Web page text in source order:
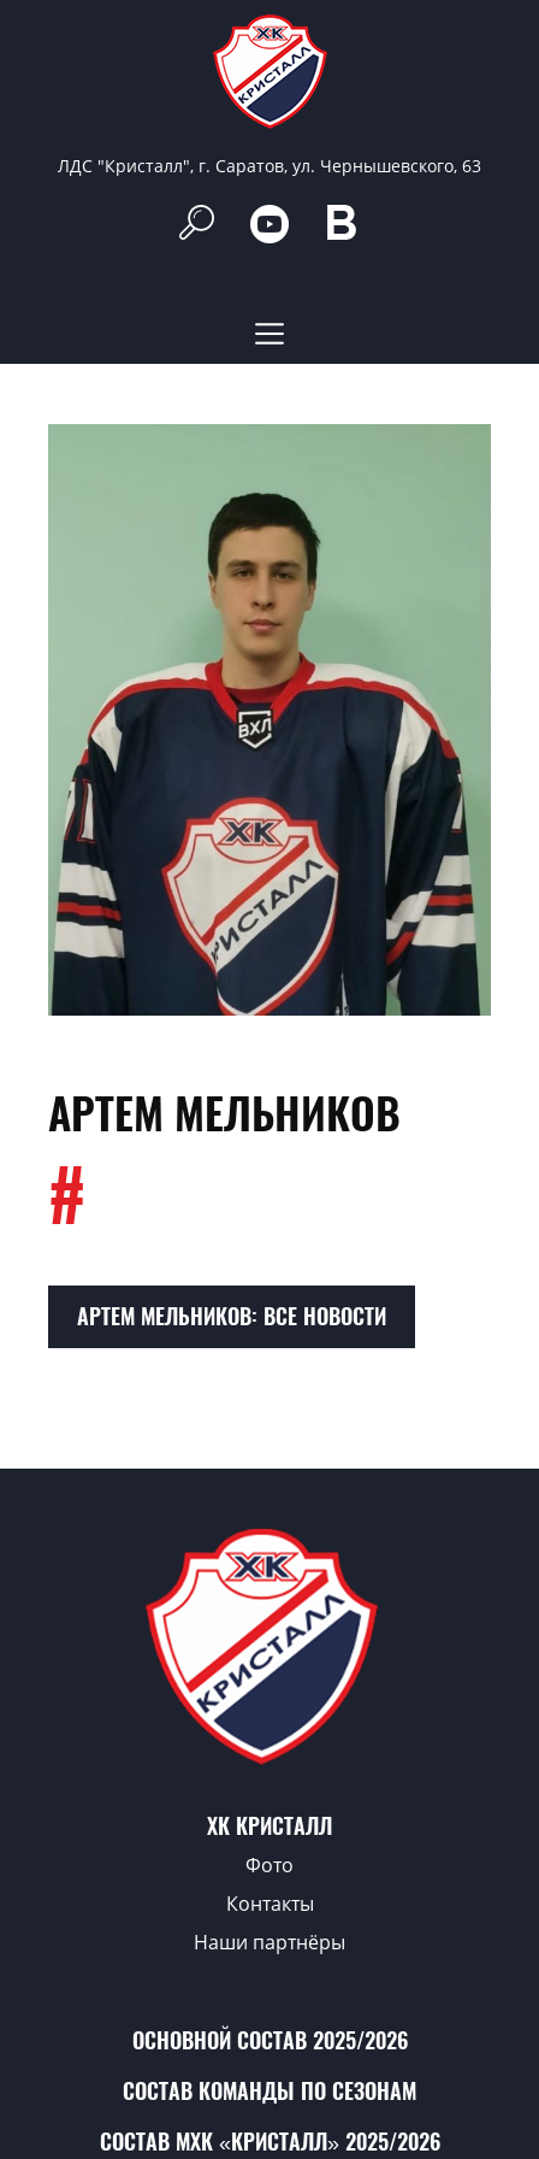
ЛДС "Кристалл", г. Саратов, ул. Чернышевского, 63
АРТЕМ МЕЛЬНИКОВ
#
АРТЕМ МЕЛЬНИКОВ: ВСЕ НОВОСТИ
ХК КРИСТАЛЛ
Фото
Контакты
Наши партнёры
ОСНОВНОЙ СОСТАВ 2025/2026
СОСТАВ КОМАНДЫ ПО СЕЗОНАМ
СОСТАВ МХК «КРИСТАЛЛ» 2025/2026